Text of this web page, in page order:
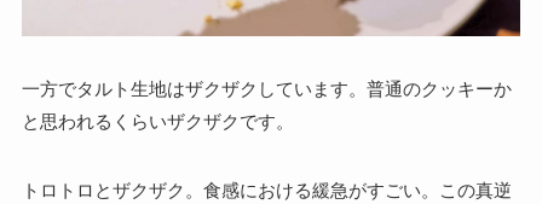
一方でタルト生地はザクザクしています。普通のクッキーか
と思われるくらいザクザクです。
トロトロとザクザク。食感における緩急がすごい。この真逆